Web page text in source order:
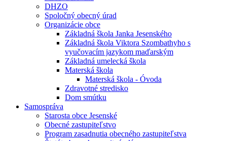
DHZO
Spoločný obecný úrad
Organizácie obce
Základná škola Janka Jesenského
Základná škola Viktora Szombathyho s
vyučovacím jazykom maďarským
Základná umelecká škola
Materská škola
Materská škola - Óvoda
Zdravotné stredisko
Dom smútku
Samospráva
Starosta obce Jesenské
Obecné zastupiteľstvo
Program zasadnutia obecného zastupiteľstva